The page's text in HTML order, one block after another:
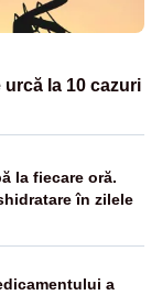
la 10 cazuri
la fiecare oră.
în zilele
a